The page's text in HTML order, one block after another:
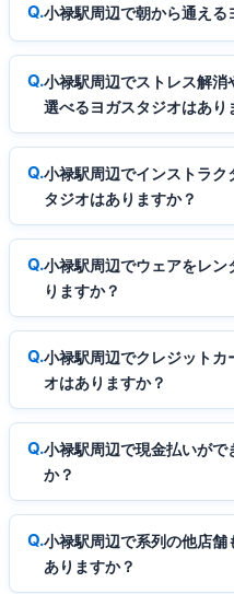
小禄駅周辺で朝から通える
小禄駅周辺でストレス解
選べるヨガスタジオはあり
小禄駅周辺でインストラ
タジオはありますか？
小禄駅周辺でウェアをレ
りますか？
小禄駅周辺でクレジット
オはありますか？
小禄駅周辺で現金払いが
か？
小禄駅周辺で系列の他店
ありますか？